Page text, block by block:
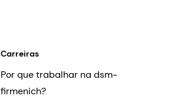
Carreiras
Por que trabalhar na dsm-
firmenich?